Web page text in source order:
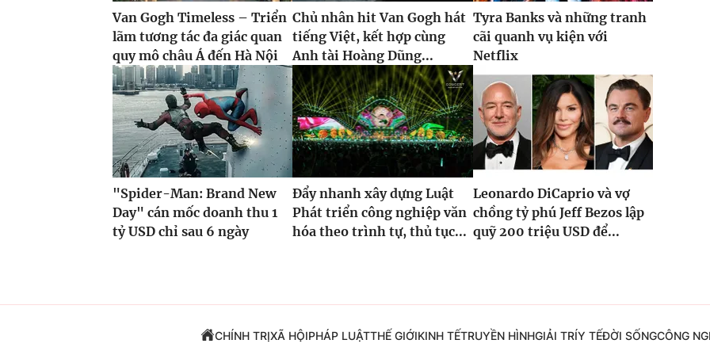
Van Gogh Timeless – Triển
lãm tương tác đa giác quan
quy mô châu Á đến Hà Nội
Chủ nhân hit Van Gogh hát
tiếng Việt, kết hợp cùng
Anh tài Hoàng Dũng...
Tyra Banks và những tranh
cãi quanh vụ kiện với
Netflix
"Spider-Man: Brand New
Day" cán mốc doanh thu 1
tỷ USD chỉ sau 6 ngày
Đẩy nhanh xây dựng Luật
Phát triển công nghiệp văn
hóa theo trình tự, thủ tục...
Leonardo DiCaprio và vợ
chồng tỷ phú Jeff Bezos lập
quỹ 200 triệu USD để...
CHÍNH TRỊXÃ HỘIPHÁP LUẬTTHẾ GIỚIKINH TẾTRUYỀN HÌNHGIẢI TRÍY TẾĐỜI SỐNGCÔNG